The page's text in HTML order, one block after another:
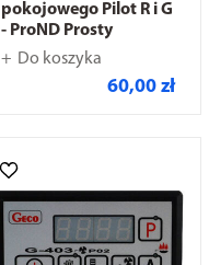
pokojowego Pilot R i G
- ProND Prosty
Do koszyka
60,00 zł